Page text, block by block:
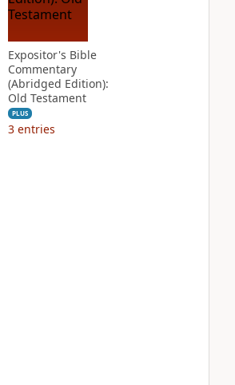
Expositor's Bible
Commentary
(Abridged Edition):
Old Testament
PLUS
3 entries